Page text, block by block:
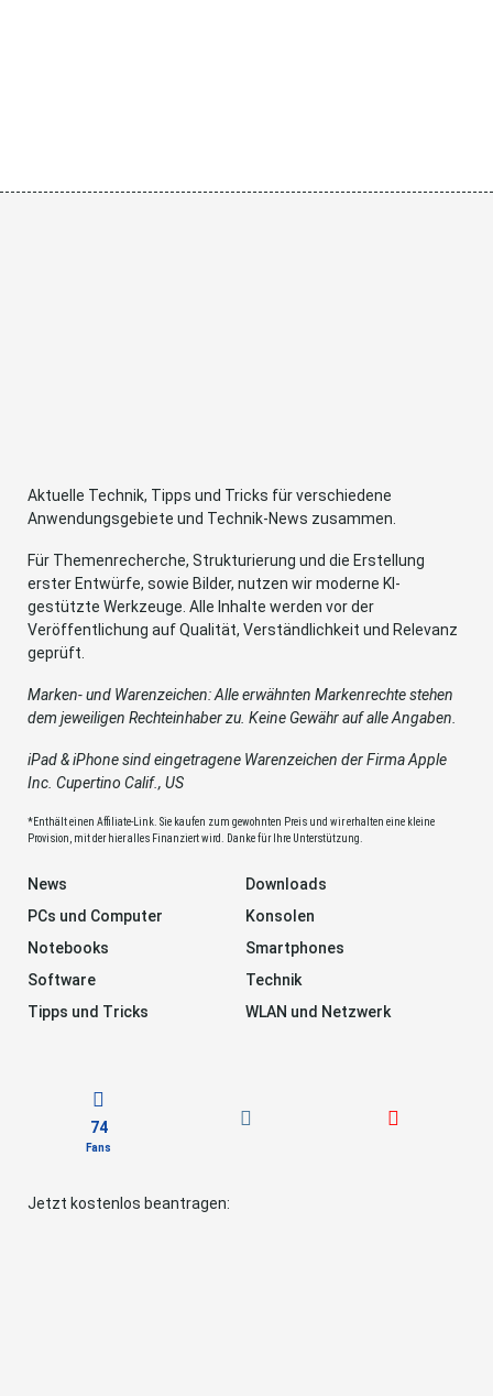
Aktuelle Technik, Tipps und Tricks für verschiedene
Anwendungsgebiete und Technik-News zusammen.
Für Themenrecherche, Strukturierung und die Erstellung
erster Entwürfe, sowie Bilder, nutzen wir moderne KI-
gestützte Werkzeuge. Alle Inhalte werden vor der
Veröffentlichung auf Qualität, Verständlichkeit und Relevanz
geprüft.
Marken- und Warenzeichen: Alle erwähnten Markenrechte stehen
dem jeweiligen Rechteinhaber zu. Keine Gewähr auf alle Angaben.
iPad & iPhone sind eingetragene Warenzeichen der Firma Apple
Inc. Cupertino Calif., US
*Enthält einen Affiliate-Link. Sie kaufen zum gewohnten Preis und wir erhalten eine kleine
Provision, mit der hier alles Finanziert wird. Danke für Ihre Unterstützung.
News
Downloads
PCs und Computer
Konsolen
Notebooks
Smartphones
Software
Technik
Tipps und Tricks
WLAN und Netzwerk
74
Fans
Jetzt kostenlos beantragen: